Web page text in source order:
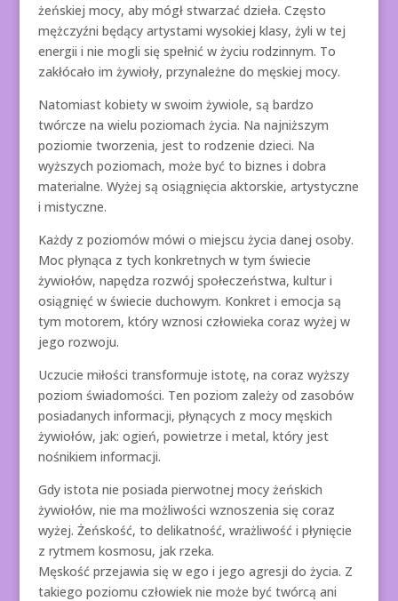
żeńskiej mocy, aby mógł stwarzać dzieła. Często
mężczyźni będący artystami wysokiej klasy, żyli w tej
energii i nie mogli się spełnić w życiu rodzinnym. To
zakłócało im żywioły, przynależne do męskiej mocy.
Natomiast kobiety w swoim żywiole, są bardzo
twórcze na wielu poziomach życia. Na najniższym
poziomie tworzenia, jest to rodzenie dzieci. Na
wyższych poziomach, może być to biznes i dobra
materialne. Wyżej są osiągnięcia aktorskie, artystyczne
i mistyczne.
Każdy z poziomów mówi o miejscu życia danej osoby.
Moc płynąca z tych konkretnych w tym świecie
żywiołów, napędza rozwój społeczeństwa, kultur i
osiągnięć w świecie duchowym. Konkret i emocja są
tym motorem, który wznosi człowieka coraz wyżej w
jego rozwoju.
Uczucie miłości transformuje istotę, na coraz wyższy
poziom świadomości. Ten poziom zależy od zasobów
posiadanych informacji, płynących z mocy męskich
żywiołów, jak: ogień, powietrze i metal, który jest
nośnikiem informacji.
Gdy istota nie posiada pierwotnej mocy żeńskich
żywiołów, nie ma możliwości wznoszenia się coraz
wyżej. Żeńskość, to delikatność, wrażliwość i płynięcie
z rytmem kosmosu, jak rzeka.
Męskość przejawia się w ego i jego agresji do życia. Z
takiego poziomu człowiek nie może być twórcą ani